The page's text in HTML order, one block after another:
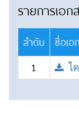
รายการเอก
ลำดับ ชื่อเอ
1 ไ